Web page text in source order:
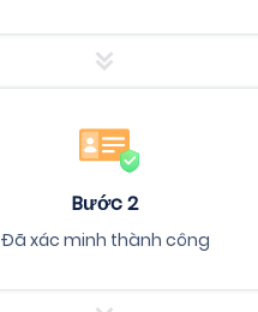
Bước 2
Đã xác minh thành công